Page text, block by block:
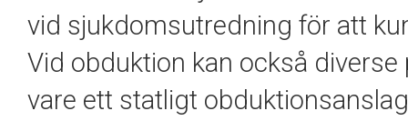
vid sjukdomsutredning för att
Vid obduktion kan också
vare ett statligt